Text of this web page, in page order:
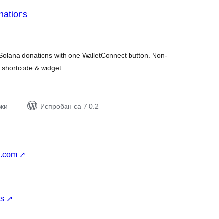
donations with one WalletConnect button. Non-
& widget.
Испробан са 7.0.2
↗
↗